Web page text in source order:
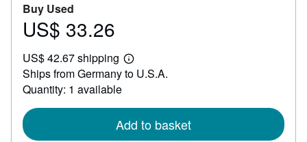
Buy Used
Price
33.26
US$ 33.26
US$ 42.67 shipping
Learn
more
Ships from Germany to U.S.A.
Quantity: 1 available
Add to basket